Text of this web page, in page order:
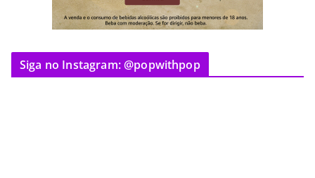
Siga no Instagram: @popwithpop